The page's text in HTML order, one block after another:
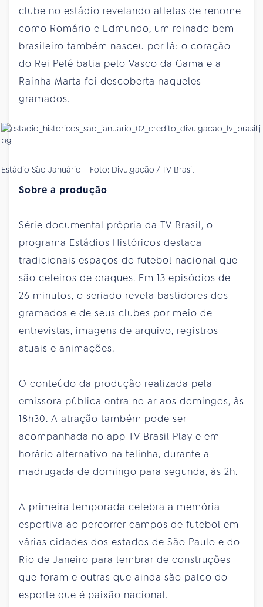
clube no estádio revelando atletas de renome
como Romário e Edmundo, um reinado bem
brasileiro também nasceu por lá: o coração
do Rei Pelé batia pelo Vasco da Gama e a
Rainha Marta foi descoberta naqueles
gramados.
Estádio São Januário - Foto: Divulgação / TV Brasil
Sobre a produção
Série documental própria da TV Brasil, o
programa Estádios Históricos destaca
tradicionais espaços do futebol nacional que
são celeiros de craques. Em 13 episódios de
26 minutos, o seriado revela bastidores dos
gramados e de seus clubes por meio de
entrevistas, imagens de arquivo, registros
atuais e animações.
O conteúdo da produção realizada pela
emissora pública entra no ar aos domingos, às
18h30. A atração também pode ser
acompanhada no app TV Brasil Play e em
horário alternativo na telinha, durante a
madrugada de domingo para segunda, às 2h.
A primeira temporada celebra a memória
esportiva ao percorrer campos de futebol em
várias cidades dos estados de São Paulo e do
Rio de Janeiro para lembrar de construções
que foram e outras que ainda são palco do
esporte que é paixão nacional.